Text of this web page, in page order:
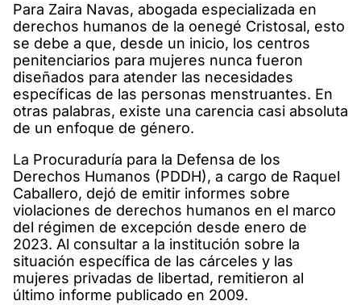
Para Zaira Navas, abogada especializada en
derechos humanos de la oenegé Cristosal, esto
se debe a que, desde un inicio, los centros
penitenciarios para mujeres nunca fueron
diseñados para atender las necesidades
específicas de las personas menstruantes. En
otras palabras, existe una carencia casi absoluta
de un enfoque de género.
La Procuraduría para la Defensa de los
Derechos Humanos (PDDH), a cargo de Raquel
Caballero, dejó de emitir informes sobre
violaciones de derechos humanos en el marco
del régimen de excepción desde enero de
2023. Al consultar a la institución sobre la
situación específica de las cárceles y las
mujeres privadas de libertad, remitieron al
último informe publicado en 2009.